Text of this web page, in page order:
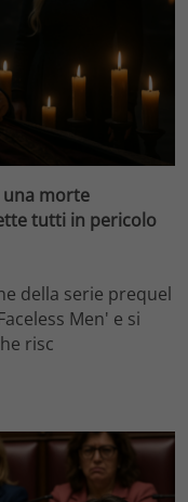
una morte
tutti in pericolo
della serie prequel
Men' e si
risc